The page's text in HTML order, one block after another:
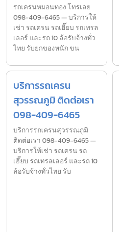
รถเครนหมอนทอง โทรเลย
098-409-6465 — บริการให้
เช่า รถเครน รถเฮี๊ยบ รถเทรล
เลอร์ และรถ 10 ล้อรับจ้างทั่ว
ไทย รับยกของหนัก ขน
บริการรถเครน
สุวรรณภูมิ ติดต่อเรา
098-409-6465
บริการรถเครนสุวรรณภูมิ
ติดต่อเรา 098-409-6465 —
บริการให้เช่า รถเครน รถ
เฮี๊ยบ รถเทรลเลอร์ และรถ 10
ล้อรับจ้างทั่วไทย รับ